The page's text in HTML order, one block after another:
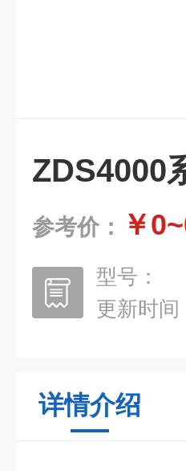
ZDS4000
参考价： ￥
型号：
更新时间
详情介绍